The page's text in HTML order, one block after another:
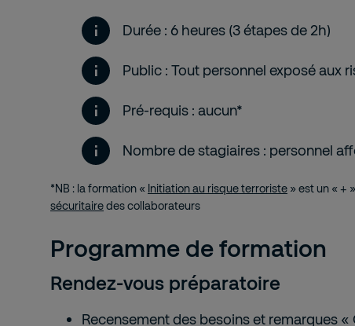
Durée : 6 heures (3 étapes de 2h)
Public : Tout personnel exposé aux
Pré-requis : aucun*
Nombre de stagiaires : personnel
*NB : la formation « Initiation au risque terroriste » est un « +
sécuritairedes collaborateurs
Programme de formation
Rendez-vous préparatoire
Recensement des besoins et remarques «